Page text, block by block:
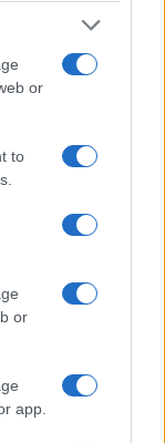
or
to
or
app.